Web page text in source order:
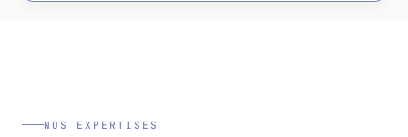
NOS EXPERTISES